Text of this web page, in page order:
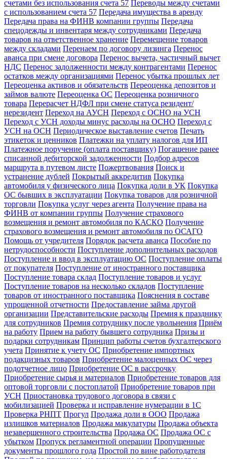
счетами без использования счета 57 Переводы между счетами
с использованием счета 57 Передача имущества в аренду
Передача права на ФИНВ компании группы Передача
спецодежды и инвентаря между сотрудниками Передача
товаров на ответственное хранение Перемещение товаров
между складами Перенаем по договору лизинга Перенос
аванса при смене договора Перенос вычета, частичный вычет
НДС Перенос задолженности между контрагентами Перенос
остатков между организациями Перенос убытка прошлых лет
Переоценка активов и обязательств Переоценка депозитов и
займов валюте Переоценка ОС Переоценка розничного
товара Перерасчет НДФЛ при смене статуса резидент/
нерезидент Переход на АУСН Переход с ОСНО на УСН
Переход с УСН доходы минус расходы на ОСНО Переход с
УСН на ОСН Периодическое выставление счетов Печать
этикеток и ценников Платежки на уплату налогов для ИП
Платежное поручение (оплата поставщику) Погашение ранее
списанной дебиторской задолженности Подбор адресов
маршрута в путевом листе Пожертвования Поиск и
устранение дублей Покрытый аккредитив Покупка
автомобиля у физического лица Покупка доли в УК Покупка
ОС бывших в эксплуатации Покупка товаров для розничной
торговли Покупка услуг через агента Получение права на
ФИНВ от компании группы Получение страхового
возмещения и ремонт автомобиля по КАСКО Получение
страхового возмещения и ремонт автомобиля по ОСАГО
Помощь от учредителя Порядок расчета аванса Пособие по
нетрудоспособности Поступление дополнительных расходов
Поступление и ввод в эксплуатацию ОС Поступление оплаты
от покупателя Поступление от иностранного поставщика
Поступление товара склад Поступление товаров и услуг
Поступление товаров на несколько складов Поступление
товаров от иностранного поставщика Пояснения в составе
упрощенной отчетности Предоставление займа другой
организации Представительские расходы Премия к празднику
для сотрудников Премия сотруднику после увольнения Приём
на работу Прием на работу бывшего сотрудника Призы и
подарки сотрудникам Принцип работы счетов бухгалтерского
учета Принятие к учету ОС Приобретение импортных
подакцизных товаров Приобретение малоценных ОС через
подотчетное лицо Приобретение ОС в рассрочку
Приобретение сырья и материалов Приобретение товаров для
оптовой торговли с постоплатой Приобретение товаров при
УСН Приостановка трудового договора в связи с
мобилизацией Проверка и исправление нумерации в 1С
Проверка РНПТ Прогул Продажа доли в ООО Продажа
излишков материалов Продажа макулатуры Продажа объекта
незавершенного строительства Продажа ОС Продажа ОС с
убытком Пропуск регламентной операции Пропущенные
документы прошлого года Простой по вине работодателя